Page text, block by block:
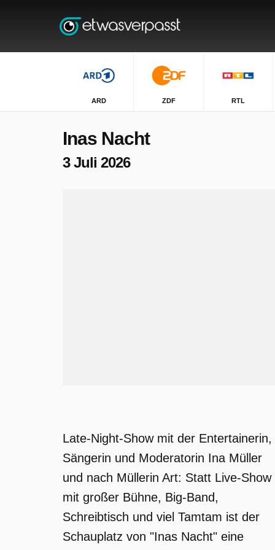
ARD ZDF RTL
Inas Nacht
3 Juli 2026
Late-Night-Show mit der Entertainerin,
Sängerin und Moderatorin Ina Müller
und nach Müllerin Art: Statt Live-Show
mit großer Bühne, Big-Band,
Schreibtisch und viel Tamtam ist der
Schauplatz von "Inas Nacht" eine